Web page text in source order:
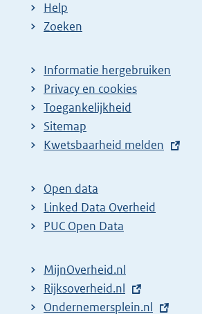
Help
Zoeken
Informatie hergebruiken
Privacy en cookies
Toegankelijkheid
Sitemap
E
t
e
r
l
i
Kwetsbaarheid melden
Open data
Linked Data Overheid
PUC Open Data
MijnOverheid.nl
E
x
Rijksoverheid.nl
E
Ondernemersplein.nl